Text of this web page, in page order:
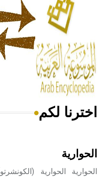
- هل تعلم أن المرجان
من مادة كربونات
أجود أنواعه، ويمتاز بكبر
هل تعلم أن الأبسيد كلمة
اخترنا لكم
الحوارية